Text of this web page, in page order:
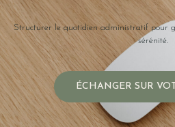
Structurer le quotidien administratif pour
sérénité.
ÉCHANGER SUR